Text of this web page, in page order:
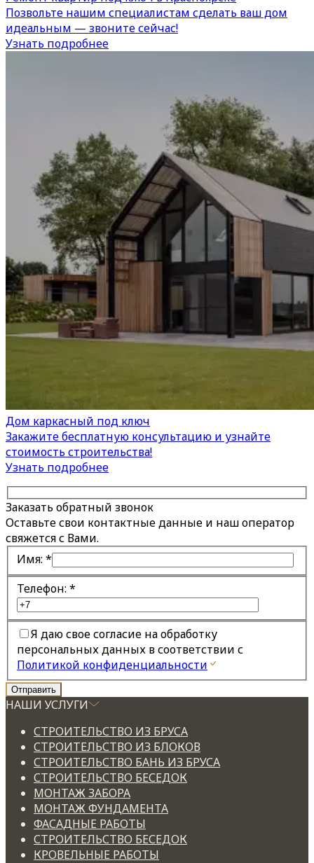
Позвольте нашим специалистам сделать ваш дом
идеальным — звоните сейчас!
Узнать подробнее
Дом каркасный под ключ
Закажите бесплатную консультацию и узнайте
стоимость строительства!
Узнать подробнее
Заказать обратный звонок
Оставьте свои контактные данные и наш оператор
свяжется с Вами.
Имя: *
Телефон: *
Я даю свое согласие на обработку
персональных данных в соответствии с
Политикой конфиденциальности
НАШИ УСЛУГИ
СТРОИТЕЛЬСТВО ИЗ БРУСА
СТРОИТЕЛЬСТВО ИЗ БЛОКОВ
СТРОИТЕЛЬСТВО БАНЬ ИЗ БРУСА
СТРОИТЕЛЬСТВО БЕСЕДОК
МОНТАЖ ЗАБОРА
МОНТАЖ ФУНДАМЕНТА
ФАСАДНЫЕ РАБОТЫ
СТРОИТЕЛЬСТВО БЕСЕДОК
КРОВЕЛЬНЫЕ РАБОТЫ